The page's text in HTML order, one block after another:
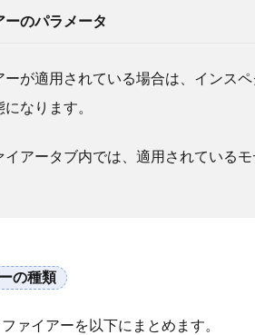
ーのパラメータ
ーが適用されている場合は、インス
なります。
イアータブ内では、適用されている
の種類
ァイアーを以下にまとめます。